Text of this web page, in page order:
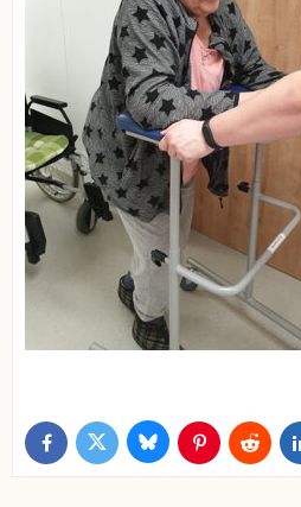
FacebookTwitter BlueskyPinterestReddit